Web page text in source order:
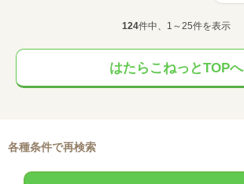
124件中、1～25件を表示
はたらこねっとTOPへ
各種条件で再検索